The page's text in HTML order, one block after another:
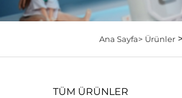
Ana Sayfa> Ürünler>
TÜM ÜRÜNLER